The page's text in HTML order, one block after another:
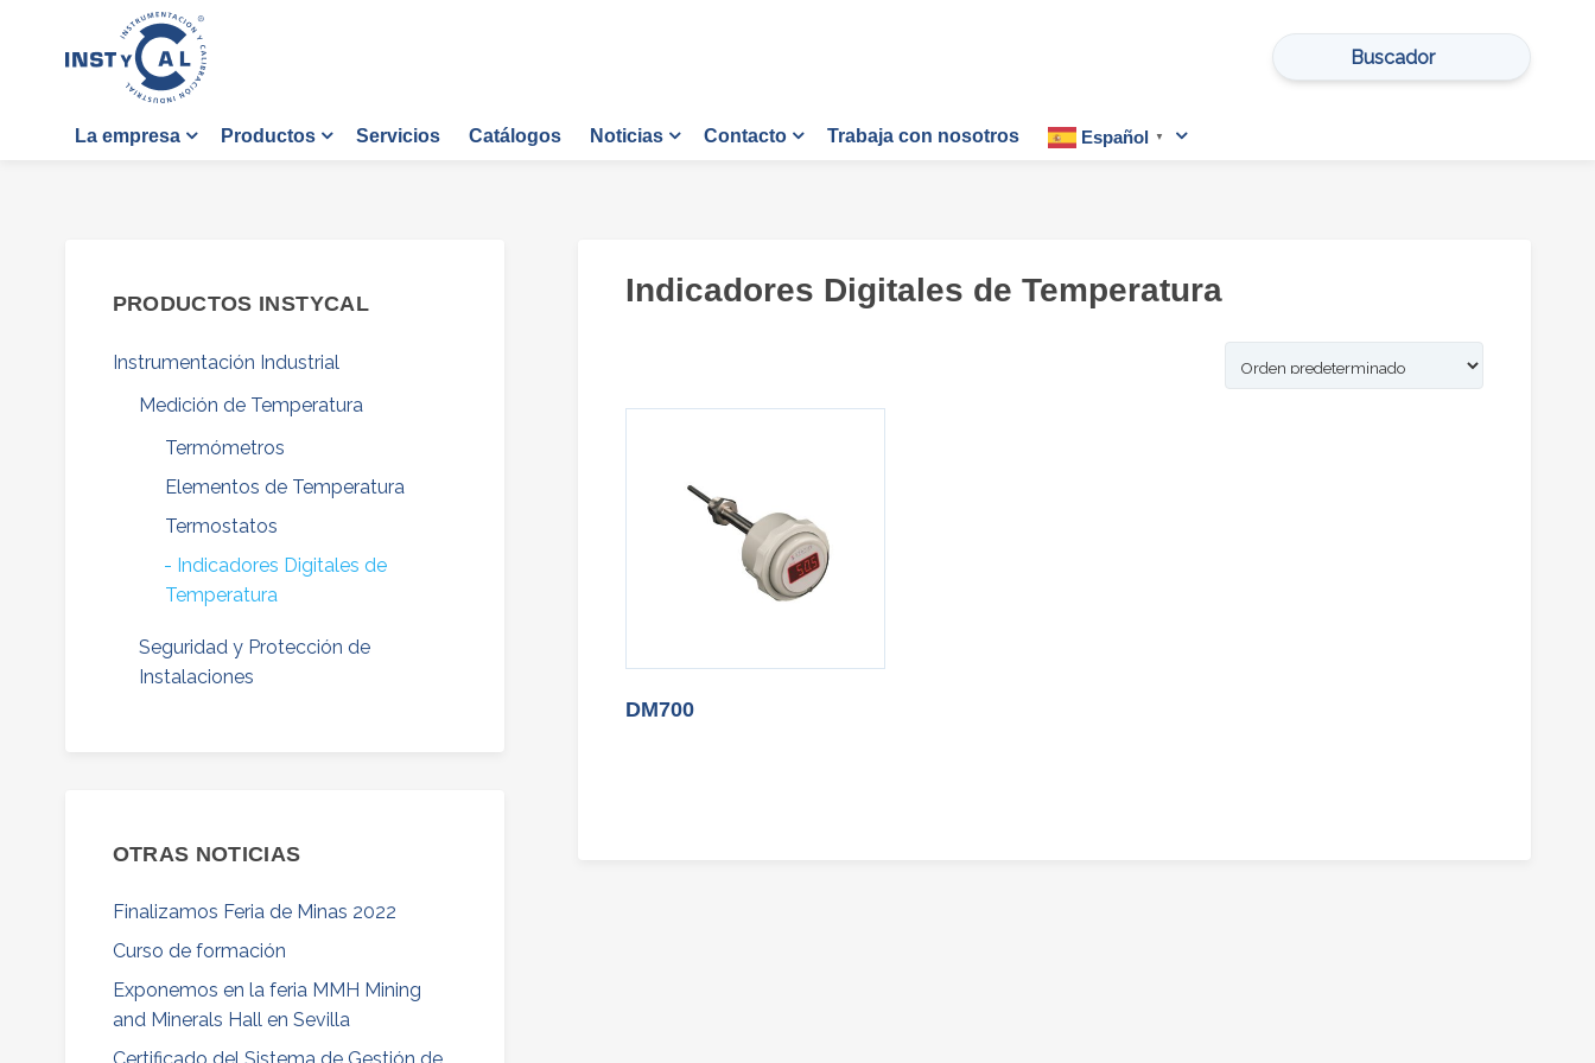
Buscar
por:
La empresa Productos Servicios Catálogos Noticias Contacto Trabaja con nosotros Español ▼
Indicadores Digitales de Temperatura
DM700
PRODUCTOS INSTYCAL
Instrumentación Industrial
Medición de Temperatura
Termómetros
Elementos de Temperatura
Termostatos
Indicadores Digitales de
Temperatura
Seguridad y Protección de
Instalaciones
OTRAS NOTICIAS
Finalizamos Feria de Minas 2022
Curso de formación
Exponemos en la feria MMH Mining
and Minerals Hall en Sevilla